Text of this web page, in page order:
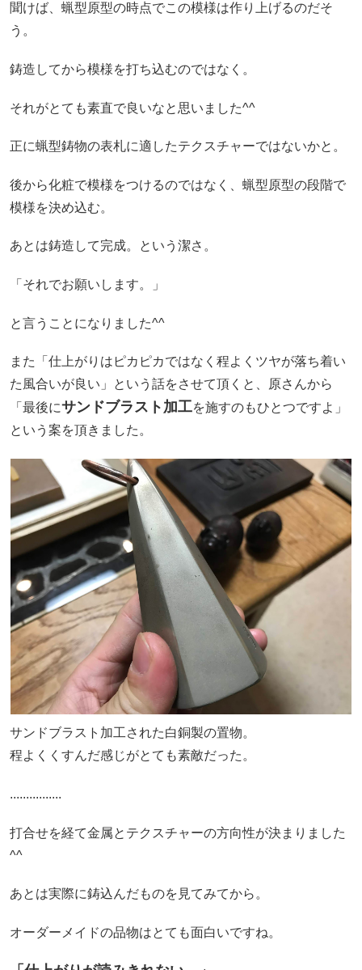
聞けば、蝋型原型の時点でこの模様は作り上げるのだそ
う。
鋳造してから模様を打ち込むのではなく。
それがとても素直で良いなと思いました^^
正に蝋型鋳物の表札に適したテクスチャーではないかと。
後から化粧で模様をつけるのではなく、蝋型原型の段階で
模様を決め込む。
あとは鋳造して完成。という潔さ。
「それでお願いします。」
と言うことになりました^^
また「仕上がりはピカピカではなく程よくツヤが落ち着い
た風合いが良い」という話をさせて頂くと、原さんから
「最後にサンドブラスト加工を施すのもひとつですよ」
という案を頂きました。
サンドブラスト加工された白銅製の置物。
程よくくすんだ感じがとても素敵だった。
................
打合せを経て金属とテクスチャーの方向性が決まりました
^^
あとは実際に鋳込んだものを見てみてから。
オーダーメイドの品物はとても面白いですね。